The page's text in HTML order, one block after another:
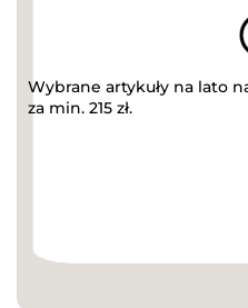
Wybrane artykuły na lato
za min. 215 zł.